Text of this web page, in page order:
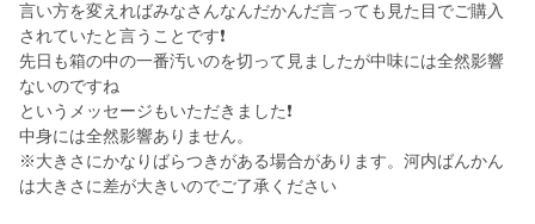
言い方を変えればみなさんなんだかんだ言っても見た目でご購入
されていたと言うことです❗
先日も箱の中の一番汚いのを切って見ましたが中味には全然影響
ないのですね
というメッセージもいただきました❗
中身には全然影響ありません。
※大きさにかなりばらつきがある場合があります。河内ばんかん
は大きさに差が大きいのでご了承ください